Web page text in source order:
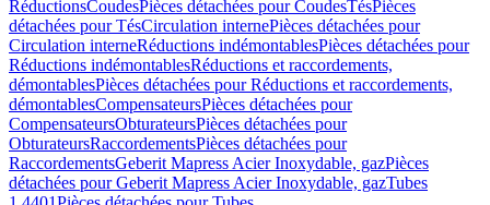
RéductionsCoudesPièces détachées pour CoudesTésPièces
détachées pour TésCirculation internePièces détachées pour
Circulation interneRéductions indémontablesPièces détachées pour
Réductions indémontablesRéductions et raccordements,
démontablesPièces détachées pour Réductions et raccordements,
démontablesCompensateursPièces détachées pour
CompensateursObturateursPièces détachées pour
ObturateursRaccordementsPièces détachées pour
RaccordementsGeberit Mapress Acier Inoxydable, gazPièces
détachées pour Geberit Mapress Acier Inoxydable, gazTubes